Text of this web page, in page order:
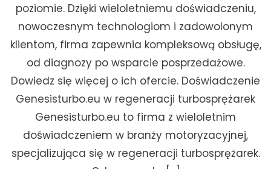
poziomie. Dzięki wieloletniemu doświadczeniu,
nowoczesnym technologiom i zadowolonym
klientom, firma zapewnia kompleksową obsługę,
od diagnozy po wsparcie posprzedażowe.
Dowiedz się więcej o ich ofercie. Doświadczenie
Genesisturbo.eu w regeneracji turbosprężarek
Genesisturbo.eu to firma z wieloletnim
doświadczeniem w branży motoryzacyjnej,
specjalizująca się w regeneracji turbosprężarek.